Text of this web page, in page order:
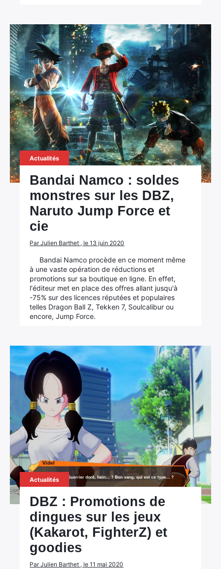
Actualités
Bandai Namco : soldes
monstres sur les DBZ,
Naruto Jump Force et
cie
Par Julien Barthet , le 13 juin 2020
Bandai Namco procède en ce moment même
à une vaste opération de réductions et
promotions sur sa boutique en ligne. En effet,
l'éditeur met en place des offres allant jusqu'à
-75% sur des licences réputées et populaires
telles Dragon Ball Z, Tekken 7, Soulcalibur ou
encore, Jump Force.
Actualités
DBZ : Promotions de
dingues sur les jeux
(Kakarot, FighterZ) et
goodies
Par Julien Barthet , le 11 mai 2020